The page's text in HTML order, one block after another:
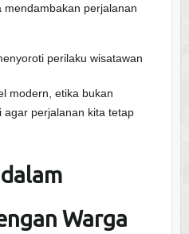
perjalanan
perilaku wisatawan
modern, etika bukan
perjalanan kita tetap
Warga